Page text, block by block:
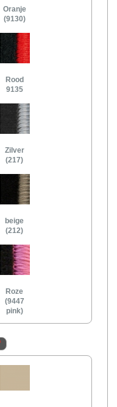
Oranje
(9130)
Rood
9135
Zilver
(217)
beige
(212)
Roze
(9447
pink)